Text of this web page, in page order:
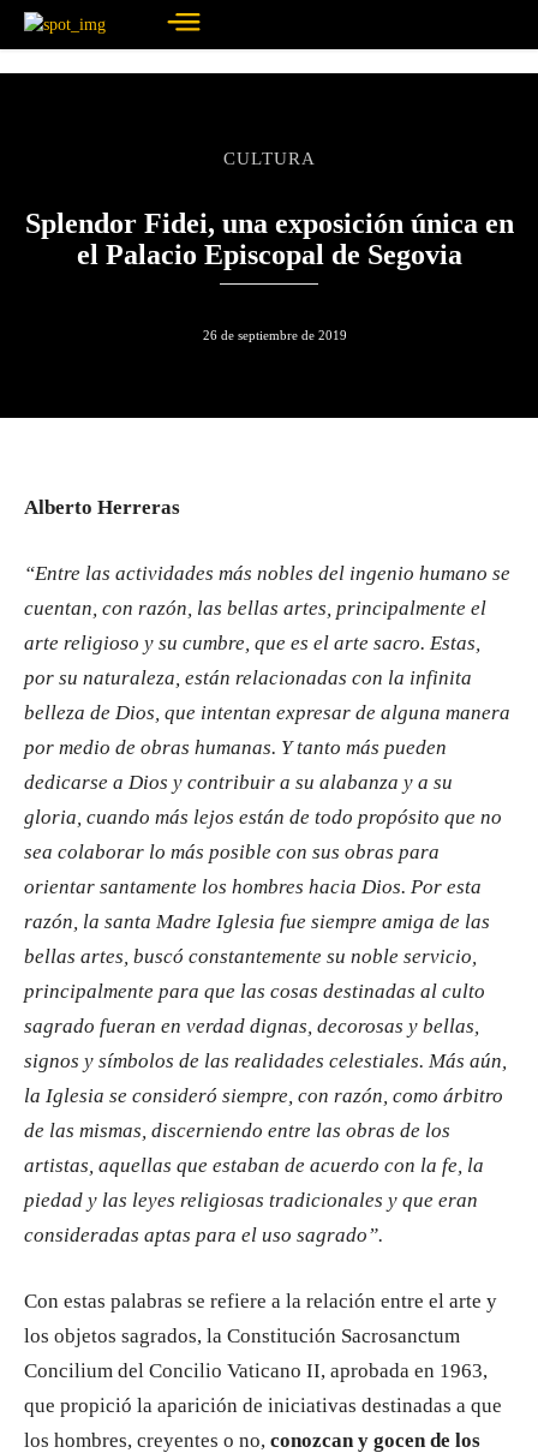
CULTURA
Splendor Fidei, una exposición única en
el Palacio Episcopal de Segovia
26 de septiembre de 2019
Alberto Herreras
“Entre las actividades más nobles del ingenio humano se
cuentan, con razón, las bellas artes, principalmente el
arte religioso y su cumbre, que es el arte sacro. Estas,
por su naturaleza, están relacionadas con la infinita
belleza de Dios, que intentan expresar de alguna manera
por medio de obras humanas. Y tanto más pueden
dedicarse a Dios y contribuir a su alabanza y a su
gloria, cuando más lejos están de todo propósito que no
sea colaborar lo más posible con sus obras para
orientar santamente los hombres hacia Dios. Por esta
razón, la santa Madre Iglesia fue siempre amiga de las
bellas artes, buscó constantemente su noble servicio,
principalmente para que las cosas destinadas al culto
sagrado fueran en verdad dignas, decorosas y bellas,
signos y símbolos de las realidades celestiales. Más aún,
la Iglesia se consideró siempre, con razón, como árbitro
de las mismas, discerniendo entre las obras de los
artistas, aquellas que estaban de acuerdo con la fe, la
piedad y las leyes religiosas tradicionales y que eran
consideradas aptas para el uso sagrado”.
Con estas palabras se refiere a la relación entre el arte y
los objetos sagrados, la Constitución Sacrosanctum
Concilium del Concilio Vaticano II, aprobada en 1963,
que propició la aparición de iniciativas destinadas a que
los hombres, creyentes o no, conozcan y gocen de los